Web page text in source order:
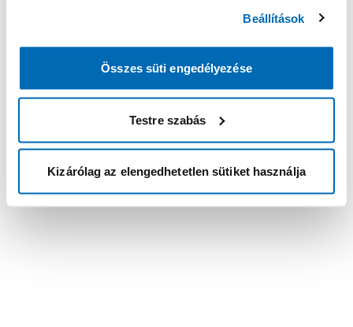
Beállítások
Összes süti engedélyezése
Testre szabás
Kizárólag az elengedhetetlen sütiket használja